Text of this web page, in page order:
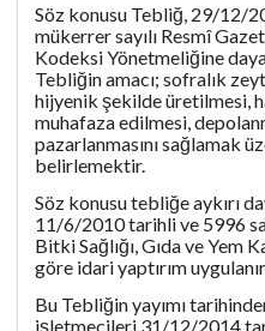
Söz konusu Tebliğ, 29/12/
mükerrer sayılı Resmî
Kodeksi Yönetmeliğine
Tebliğin amacı; sofralık
hijyenik şekilde üretilmesi,
muhafaza edilmesi,
pazarlanmasını sağlamak
belirlemektir.
Söz konusu tebliğe aykırı
11/6/2010 tarihli ve 5996
Bitki Sağlığı, Gıda ve Yem
göre idari yaptırım
Bu Tebliğin yayımı
işletmecileri 31/12/2014